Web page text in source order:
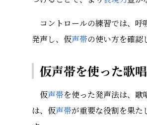
コントロールの練習では、呼
発声し、仮声帯の使い方を確認
仮声帯を使った歌
仮声帯を使った発声法は、
は、仮声帯が重要な役割を果た